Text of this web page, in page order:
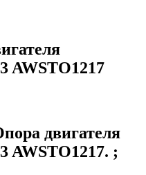
AWSTO1217
двигателя
AWSTO1217. ;